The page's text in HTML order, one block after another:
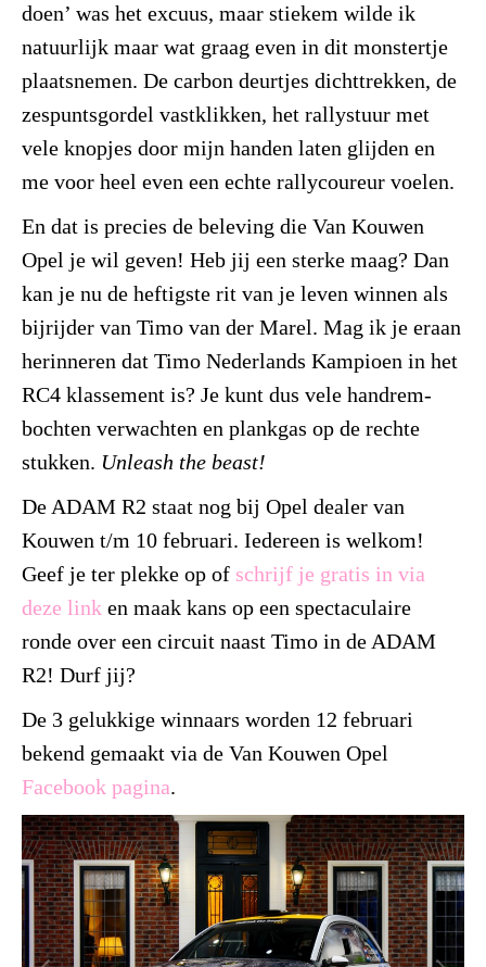
doen’ was het excuus, maar stiekem wilde ik
natuurlijk maar wat graag even in dit monstertje
plaatsnemen. De carbon deurtjes dichttrekken, de
zespuntsgordel vastklikken, het rallystuur met
vele knopjes door mijn handen laten glijden en
me voor heel even een echte rallycoureur voelen.
En dat is precies de beleving die Van Kouwen
Opel je wil geven! Heb jij een sterke maag? Dan
kan je nu de heftigste rit van je leven winnen als
bijrijder van Timo van der Marel. Mag ik je eraan
herinneren dat Timo Nederlands Kampioen in het
RC4 klassement is? Je kunt dus vele handrem-
bochten verwachten en plankgas op de rechte
stukken. Unleash the beast!
De ADAM R2 staat nog bij Opel dealer van
Kouwen t/m 10 februari. Iedereen is welkom!
Geef je ter plekke op of schrijf je gratis in via
deze link en maak kans op een spectaculaire
ronde over een circuit naast Timo in de ADAM
R2! Durf jij?
De 3 gelukkige winnaars worden 12 februari
bekend gemaakt via de Van Kouwen Opel
Facebook pagina.